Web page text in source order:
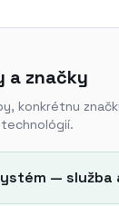
a značky
konkrétnu
— služba